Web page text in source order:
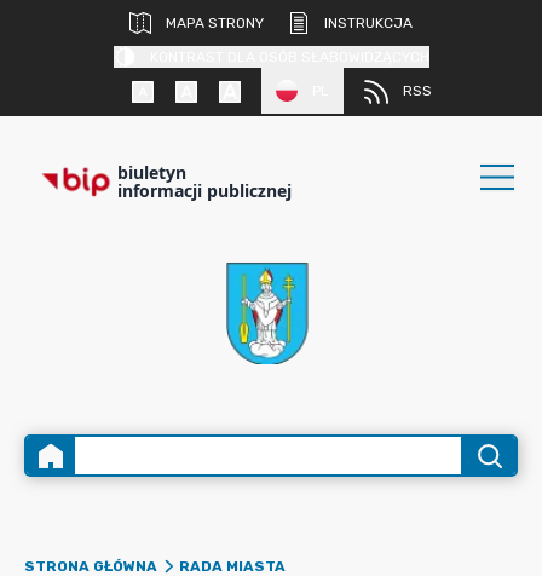
MAPA STRONY
INSTRUKCJA
RSS
biuletyn
informacji publicznej
STRONA GŁÓWNA
RADA MIASTA